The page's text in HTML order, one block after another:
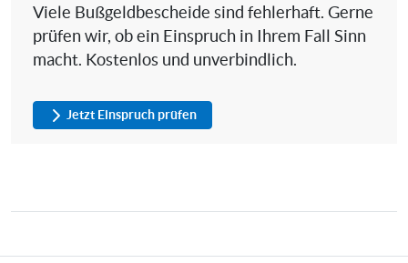
Viele Bußgeldbescheide sind fehlerhaft. Gerne
prüfen wir, ob ein Einspruch in Ihrem Fall Sinn
macht. Kostenlos und unverbindlich.
Jetzt Einspruch prüfen